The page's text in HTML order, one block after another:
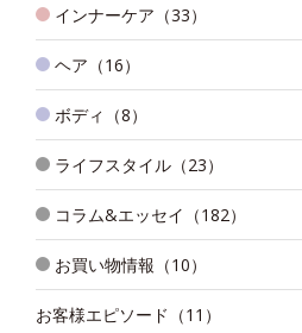
インナーケア（33）
ヘア（16）
ボディ（8）
ライフスタイル（23）
コラム&エッセイ（182）
お買い物情報（10）
お客様エピソード（11）